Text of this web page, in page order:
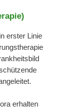
erster Linie
erhalten